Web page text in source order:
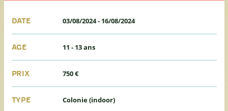
DATE 03/08/2024- 16/08/2024
AGE 11 - 13 ans
PRIX 750 €
TYPE Colonie (indoor)